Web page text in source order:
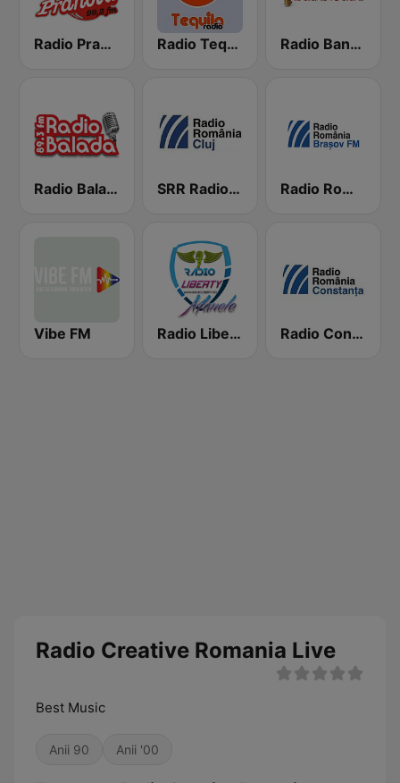
Radio Prahova Radio Tequila Petrecere Radio Banateanu
Radio Balada SRR Radio Cluj Radio România Brașov FM
Vibe FM Radio Liberty Manele Radio Constanţa FM
Radio Creative Romania Live
Best Music
Anii 90 Anii '00